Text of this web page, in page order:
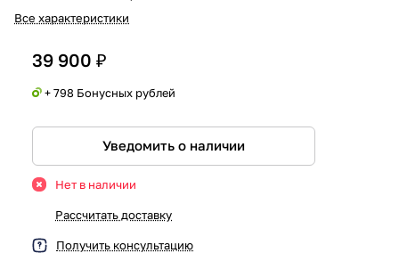
Все характеристики
39 900 ₽
+ 798 Бонусных рублей
Уведомить о наличии
Нет в наличии
Рассчитать доставку
Получить консультацию